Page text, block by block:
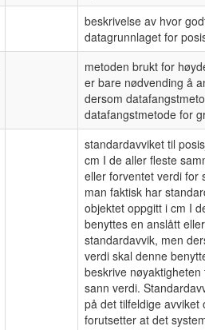
beskrivelse av hvor
datagrunnlaget for
metoden brukt for
er bare nødvending å
dersom
datafangstmetode for
standardavviket til
cm I de aller fleste
eller forventet verdi for
man faktisk har
objektet oppgitt i cm I
benyttes en anslått
standardavvik, men
verdi skal denne
beskrive
sann verdi.
på det tilfeldige
forutsetter at det